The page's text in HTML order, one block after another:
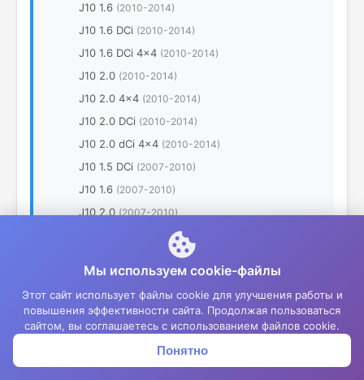
Войти
J10 1.6 (2010-2014)
J10 1.6 DCi (2010-2014)
J10 1.6 DCi 4x4 (2010-2014)
J10 2.0 (2010-2014)
J10 2.0 4x4 (2010-2014)
J10 2.0 DCi (2010-2014)
J10 2.0 dCi 4x4 (2010-2014)
J10 1.5 DCi (2007-2010)
J10 1.6 (2007-2010)
J10 2.0(2007-2010)
(2007-2010)
(2007-2010)
Qashqai +2
J10 1.5 DCi(2010-2014)
J10 1.6(2010-2014)
(2008-2010)
Мы используем cookie-файлы
Этот сайт использует файлы cookie для улучшения работы и
повышения эффективности сайта. Продолжая пользоваться
сайтом, вы соглашаетесь с использованием файлов cookie.
Понятно